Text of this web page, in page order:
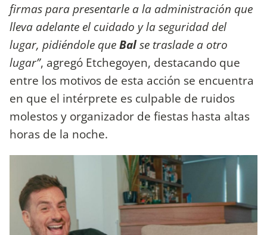
firmas para presentarle a la administración que
lleva adelante el cuidado y la seguridad del
lugar, pidiéndole queBalse traslade a otro
lugar”, agregó Etchegoyen, destacando que
entre los motivos de esta acción se encuentra
en que el intérprete es culpable de ruidos
molestos y organizador de fiestas hasta altas
horas de la noche.